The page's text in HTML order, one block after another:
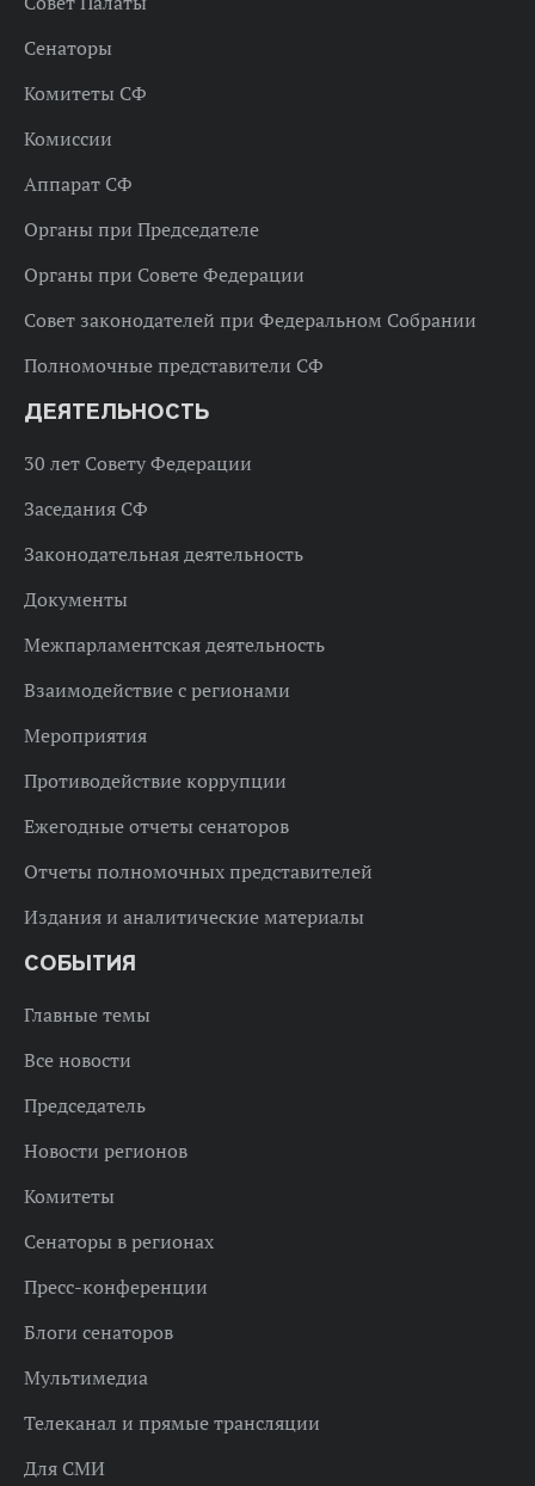
Сенаторы
Комитеты СФ
Комиссии
Аппарат СФ
Органы при Председателе
Органы при Совете Федерации
Совет законодателей при Федеральном Собрании
Полномочные представители СФ
ДЕЯТЕЛЬНОСТЬ
30 лет Совету Федерации
Заседания СФ
Законодательная деятельность
Документы
Межпарламентская деятельность
Взаимодействие с регионами
Мероприятия
Противодействие коррупции
Ежегодные отчеты сенаторов
Отчеты полномочных представителей
Издания и аналитические материалы
СОБЫТИЯ
Главные темы
Все новости
Председатель
Новости регионов
Комитеты
Сенаторы в регионах
Пресс-конференции
Блоги сенаторов
Мультимедиа
Телеканал и прямые трансляции
Для СМИ